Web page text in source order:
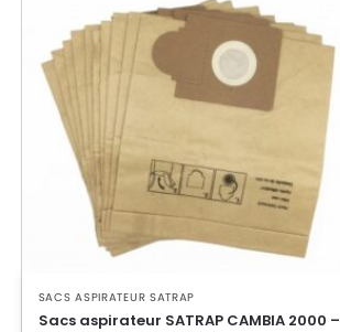
SACS ASPIRATEUR SATRAP
Sacs aspirateur SATRAP CAMBIA 2000 –